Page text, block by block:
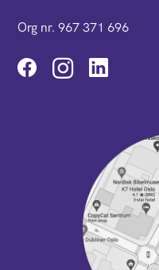
Org nr. 967 371 696
Instagram